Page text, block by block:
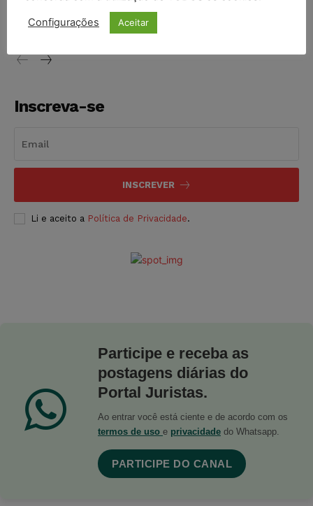
vendia canetas emagrecedoras no local de trabalho
NOTÍCIAS 07/08/2026
Inscreva-se
INSCREVER
Li e aceito a Política de Privacidade.
Participe e receba as
postagens diárias do
Portal Juristas.
Ao entrar você está ciente e de acordo com os
termos de uso e privacidade do Whatsapp.
PARTICIPE DO CANAL
Configurações Aceitar